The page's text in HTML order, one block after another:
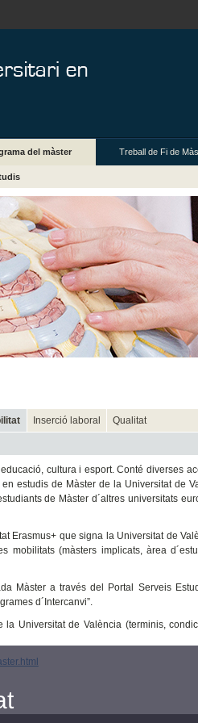
del màster Treball de Fi de
Inserció laboral Qualitat
cultura i esport. Conté diverses
estudis de Màster de la Universitat de
de Màster d´altres universitats
Erasmus+ que signa la Universitat de
mobilitats (màsters implicats, àrea
Màster a través del Portal Serveis
d´Intercanvi”.
Universitat de València (terminis,